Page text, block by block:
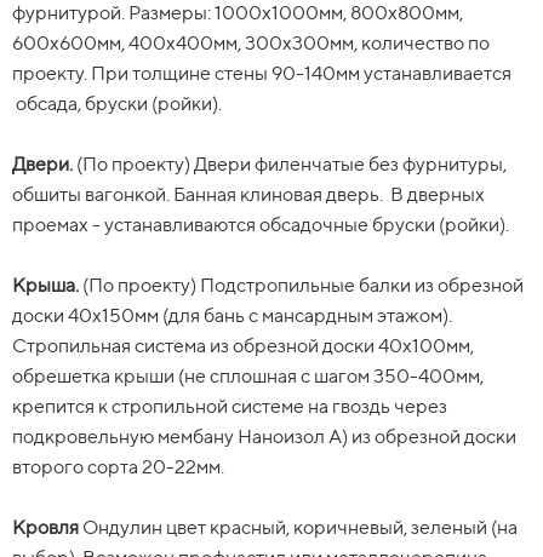
фурнитурой. Размеры: 1000х1000мм, 800х800мм,
600х600мм, 400х400мм, 300х300мм, количество по
проекту. При толщине стены 90-140мм устанавливается
обсада, бруски (ройки).
Двери. (По проекту) Двери филенчатые без фурнитуры,
обшиты вагонкой. Банная клиновая дверь. В дверных
проемах - устанавливаются обсадочные бруски (ройки).
Крыша. (По проекту) Подстропильные балки из обрезной
доски 40х150мм (для бань с мансардным этажом).
Стропильная система из обрезной доски 40х100мм,
обрешетка крыши (не сплошная с шагом 350-400мм,
крепится к стропильной системе на гвоздь через
подкровельную мембану Наноизол А) из обрезной доски
второго сорта 20-22мм.
Кровля Ондулин цвет красный, коричневый, зеленый (на
Окна.(По проекту) Зимние деревянные двойные окна с
фурнитурой. Размеры: 1000х1000мм, 800х800мм,
600х600мм, 400х400мм, 300х300мм, количество по
Двери.(По проекту) Двери филенчатые без фурнитуры,
обшиты вагонкой. Банная клиновая дверь.
Крыша. (По проекту) Подстропильные балки из обрезной
доски 40х150мм (для бань с мансардным этажом).
Стропильная система из обрезной доски 40х100мм,
обрешетка крыши (не сплошная с шагом 350-400мм,
крепится к стропильной системе на гвоздь через
подкровельную мембану Наноизол А) из обрезной доски
второго сорта 20-22мм.
Кровля.Ондулин цвет красный, коричневый, зеленый (на
Лестница.Отсутствует.
Доставкаот г. Пестово 500 км включена, далее 150 руб. - 1
Изменения.Оговариваются индивидуально.
бытовку 2х3 м, за 25 000 р., остается у вас на участке.
Звоните, пишите -всё подробно
расскажем